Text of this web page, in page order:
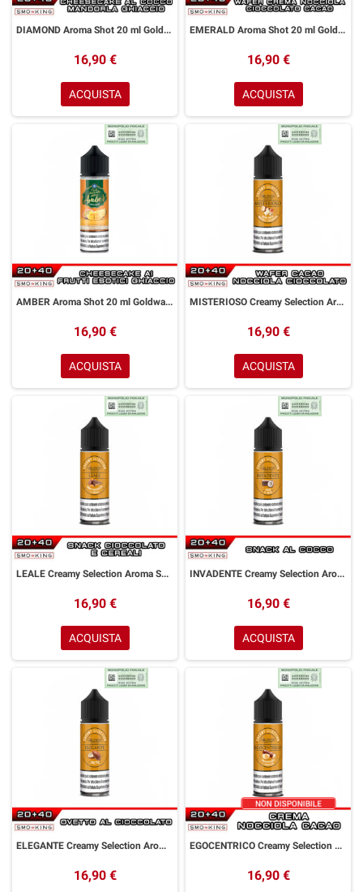
DIAMOND Aroma Shot 20 ml Goldwave Cheesecake Cocco Mandorla
16,90 €
ACQUISTA
EMERALD Aroma Shot 20 ml Goldwave Cheesecake Nocciola Biscotto
16,90 €
ACQUISTA
AMBER Aroma Shot 20 ml Goldwave Cheesecake Frutti Esotici
16,90 €
ACQUISTA
MISTERIOSO Creamy Selection Aroma Shot 20 ml GOLDWAVE Wafer Cacao Nocciola Cioccolato Bianco
16,90 €
ACQUISTA
LEALE Creamy Selection Aroma Shot 20 ml GOLDWAVE Barretta al Cioccolato Cereali
16,90 €
ACQUISTA
INVADENTE Creamy Selection Aroma Shot 20 ml GOLDWAVE Pan di Spagna Cioccolato Crema Cocco
16,90 €
ACQUISTA
ELEGANTE Creamy Selection Aroma Shot 20 ml GOLDWAVE Ovetto Cioccolato
16,90 €
EGOCENTRICO Creamy Selection Aroma Shot 20 ml GOLDWAVE Crema Nocciola Cacao
16,90 €